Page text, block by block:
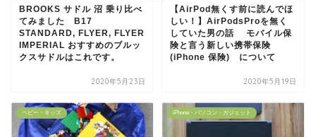
BROOKS サドル 沼 乗り比べ
てみました B17
STANDARD, FLYER, FLYER
IMPERIAL おすすめのブルッ
クスサドルはこれです。
2020年5月23日
【AirPod無くす前に読んでほ
しい！】AirPodsProを無く
していた男の話 モバイル保
険と言う新しい携帯保険
(iPhone 保険) について
2020年5月19日
ベビー・キッズ iPhone・パソコン・ガジェット